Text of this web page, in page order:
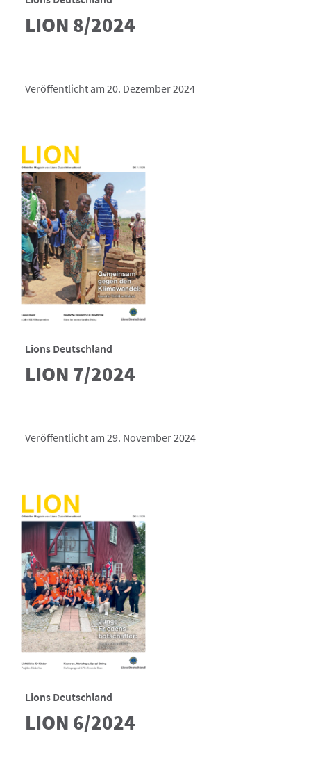
LION 8/2024
Veröffentlicht am 20. Dezember 2024
Lions Deutschland
LION 7/2024
Veröffentlicht am 29. November 2024
Lions Deutschland
LION 6/2024